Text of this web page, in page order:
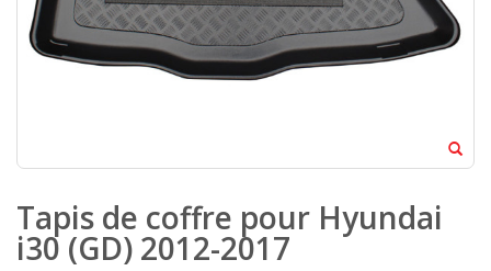
Tapis de coffre pour Hyundai
i30 (GD) 2012-2017